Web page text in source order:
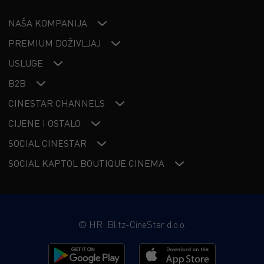
NAŠA KOMPANIJA
PREMIUM DOŽIVLJAJ
USLUGE
B2B
CINESTAR CHANNELS
CIJENE I OSTALO
SOCIAL CINESTAR
SOCIAL KAPTOL BOUTIQUE CINEMA
© HR: Blitz-CineStar d.o.o.